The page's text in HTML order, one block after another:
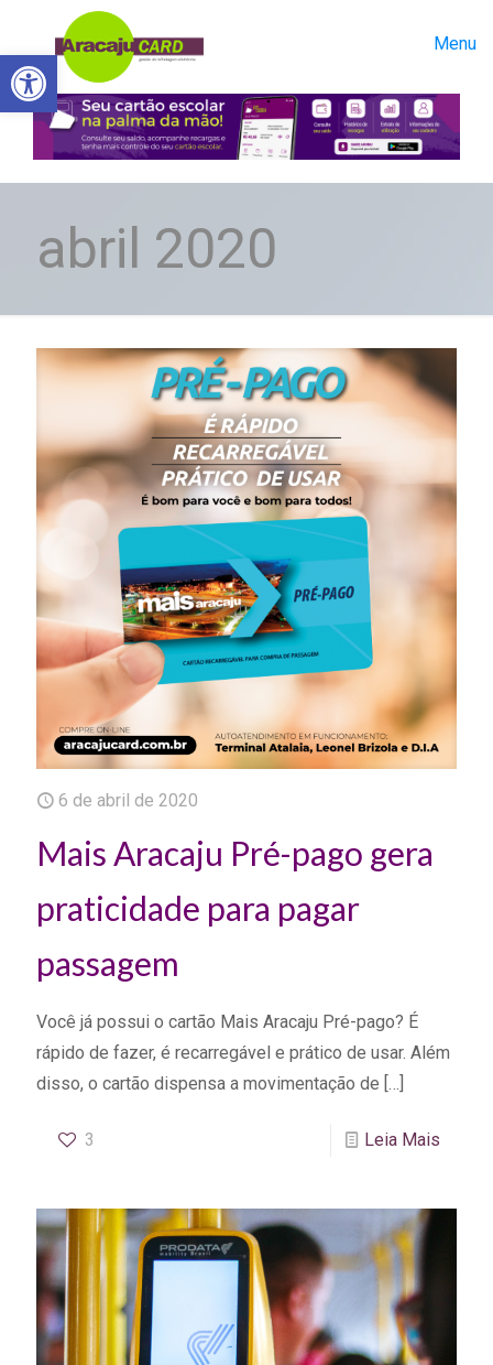
Abrir a barra de ferramentas
Menu
abril 2020
6 de abril de 2020
Mais Aracaju Pré-pago gera
praticidade para pagar
passagem
Você já possui o cartão Mais Aracaju Pré-pago? É
rápido de fazer, é recarregável e prático de usar. Além
disso, o cartão dispensa a movimentação de […]
3 Leia Mais